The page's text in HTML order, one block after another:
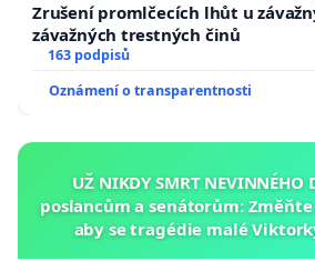
Zrušení promlčecích lhůt u
závažných trestných činů
163 podpisů
Oznámení o transparentnosti
UŽ NIKDY SMRT NEVINNÉHO
poslancům a senátorům:
aby se tragédie malé